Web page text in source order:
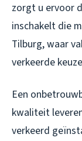
zorgt u ervoor
inschakelt die
Tilburg, waar
verkeerde
Een
kwaliteit
verkeerd